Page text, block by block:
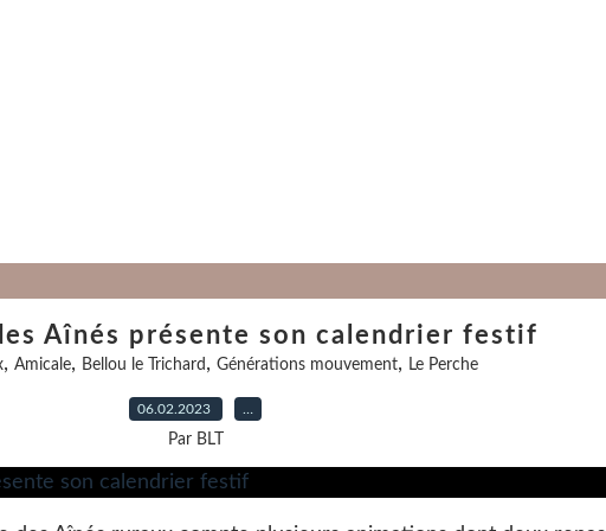
Aînés présente son calendrier festif
, Amicale, Bellou le Trichard , Générations mouvement, Le Perche
06.02.2023
Par BLT